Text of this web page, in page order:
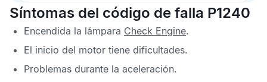
Síntomas del código de falla P1240
Encendida la lámpara Check Engine.
El inicio del motor tiene dificultades.
Problemas durante la aceleración.